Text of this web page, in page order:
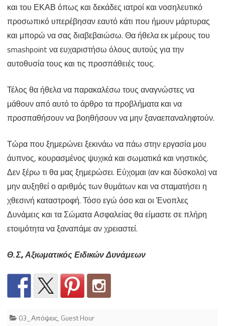
και του ΕΚΑΒ όπως και δεκάδες ιατροί και νοσηλευτικό
προσωπικό υπερέβησαν εαυτό κάτι που ήμουν μάρτυρας
και μπορώ να σας διαβεβαιώσω. Θα ήθελα εκ μέρους του
smashpoint να ευχαριστήσω όλους αυτούς για την
αυτοθυσία τους και τις προσπάθειές τους.
Τέλος θα ήθελα να παρακαλέσω τους αναγνώστες να
μάθουν από αυτό το άρθρο τα προβλήματα και να
προσπαθήσουν να βοηθήσουν να μην ξαναεπαναληφτούν.
Τώρα που ξημερώνει ξεκινάω να πάω στην εργασία μου
άυπνος, κουρασμένος ψυχικά και σωματικά και νηστικός.
Δεν ξέρω τι θα μας ξημερώσει. Εύχομαι (αν και δύσκολο) να
μην αυξηθεί ο αριθμός των θυμάτων και να σταματήσει η
χθεσινή καταστροφή. Τόσο εγώ όσο και οι Ένοπλες
Δυνάμεις και τα Σώματα Ασφαλείας θα είμαστε σε πλήρη
ετοιμότητα να ξαναπάμε αν χρειαστεί.
Θ. Σ., Αξιωματικός Ειδικών Δυνάμεων
03_Απόψεις, Guest Hour